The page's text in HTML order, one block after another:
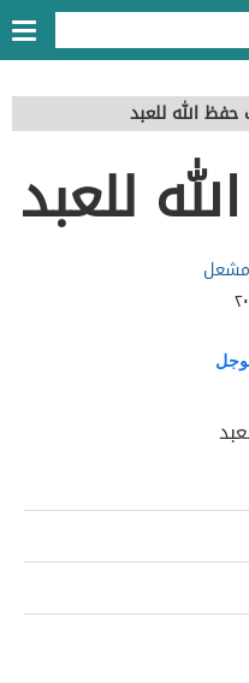
حفظ الله للعبد
للعبد